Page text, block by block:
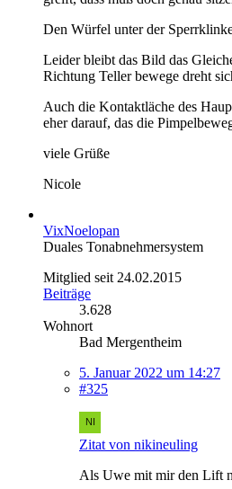
Den Würfel unter der
Leider bleibt das Bild das
Richtung Teller bewege dreht
Auch die Kontaktläche des
eher darauf, das die
viele Grüße
Nicole
VixNoelopan
Duales Tonabnehmersystem
Mitglied seit 24.02.2015
Beiträge
3.628
Wohnort
Bad Mergentheim
5. Januar 2022 um 14:27
#325
Zitat von nikineuling
Als Uwe mit mir den Lift